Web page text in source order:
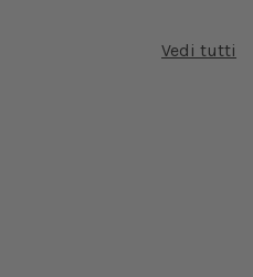
Vedi tutti